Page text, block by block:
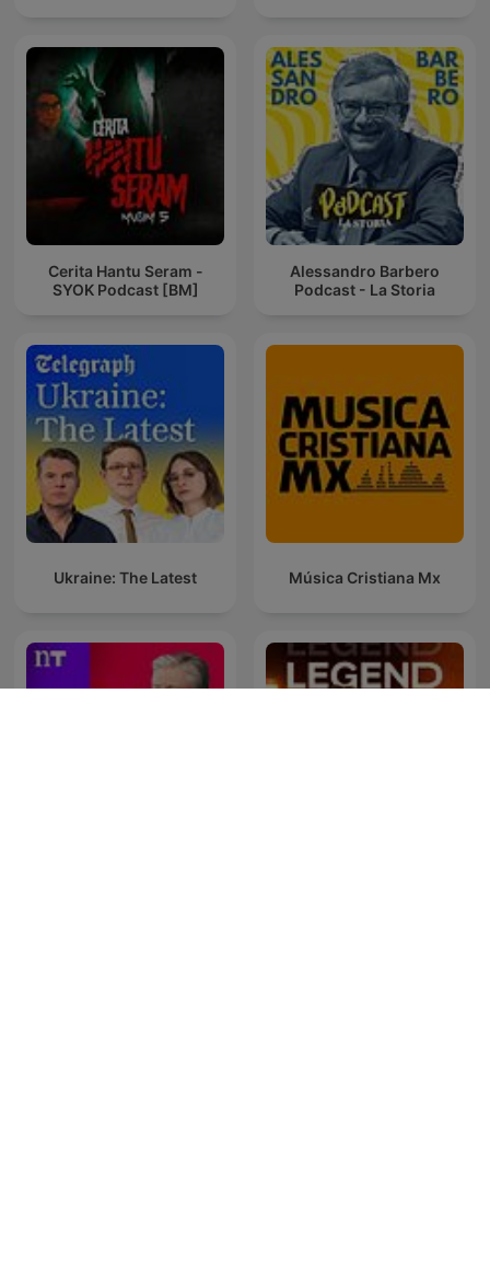
Cerita Hantu Seram -
SYOK Podcast [BM]
Alessandro Barbero
Podcast - La Storia
Ukraine: The Latest Música Cristiana Mx